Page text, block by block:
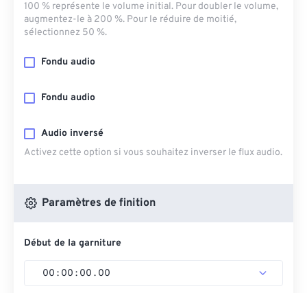
100 % représente le volume initial. Pour doubler le volume,
augmentez-le à 200 %. Pour le réduire de moitié,
sélectionnez 50 %.
Fondu audio
Fondu audio
Audio inversé
Activez cette option si vous souhaitez inverser le flux audio.
Paramètres de finition
Début de la garniture
00 : 00 : 00 . 00